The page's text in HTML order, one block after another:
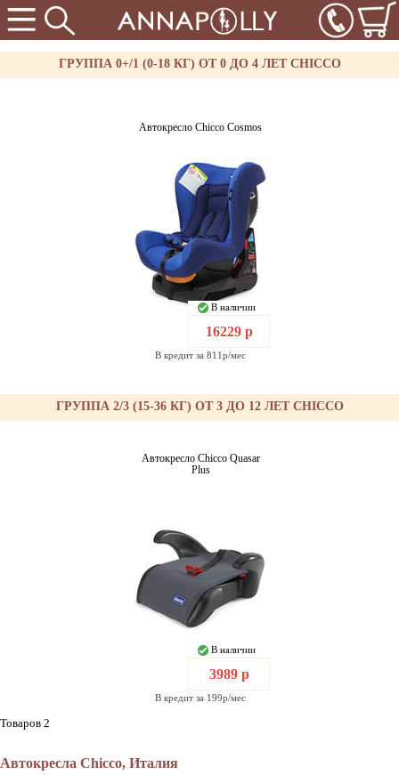
ГРУППА 0+/1 (0-18 КГ) ОТ 0 ДО 4 ЛЕТ CHICCO
Автокресло Chicco Cosmos
В наличии
16229 р
В кредит за 811р/мес
ГРУППА 2/3 (15-36 КГ) ОТ 3 ДО 12 ЛЕТ CHICCO
Автокресло Chicco Quasar
Plus
В наличии
3989 р
В кредит за 199р/мес
Товаров 2
Автокресла Chicco, Италия